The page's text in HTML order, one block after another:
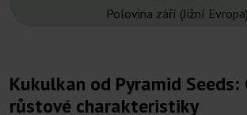
Polovina září (Jižní Evropa)
Kukulkan od Pyramid Seeds:
růstové charakteristiky